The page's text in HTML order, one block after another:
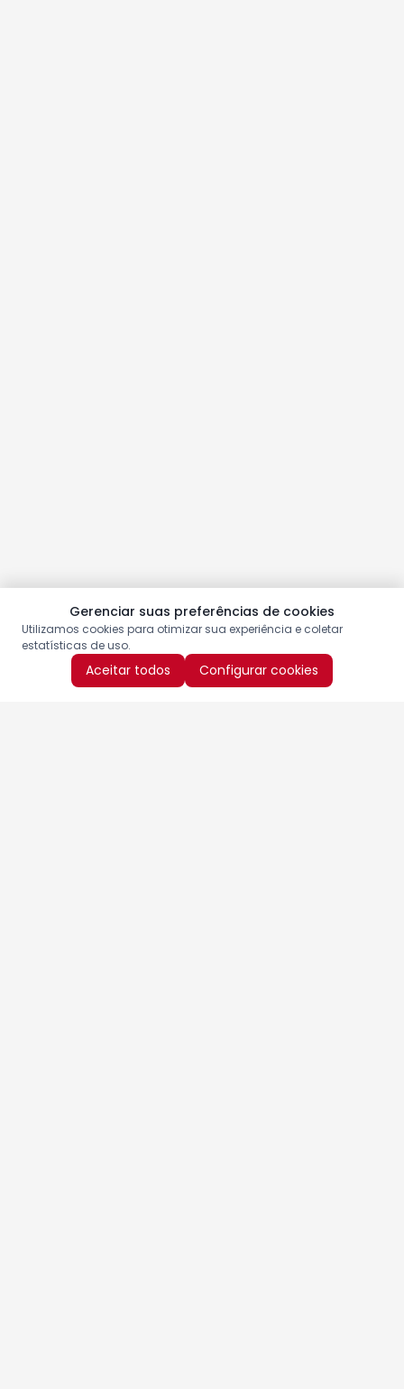
Gerenciar suas preferências de cookies
Utilizamos cookies para otimizar sua experiência e coletar
estatísticas de uso.
Aceitar todos Configurar cookies